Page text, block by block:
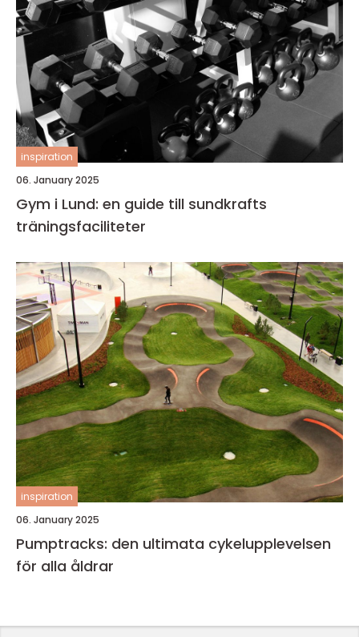
inspiration
06. January 2025
Gym i Lund: en guide till sundkrafts
träningsfaciliteter
inspiration
06. January 2025
Pumptracks: den ultimata cykelupplevelsen
för alla åldrar